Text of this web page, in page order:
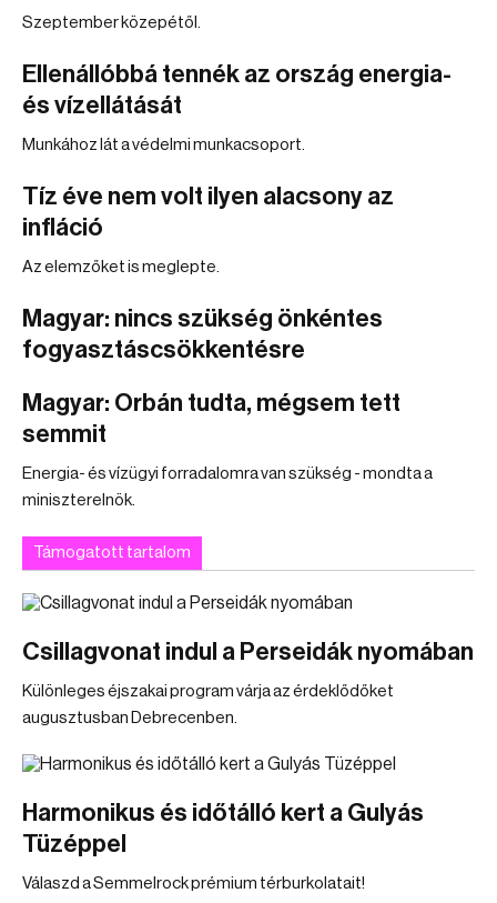
Szeptember közepétől.
Ellenállóbbá tennék az ország energia-
és vízellátását
Munkához lát a védelmi munkacsoport.
Tíz éve nem volt ilyen alacsony az
infláció
Az elemzőket is meglepte.
Magyar: nincs szükség önkéntes
fogyasztáscsökkentésre
Magyar: Orbán tudta, mégsem tett
semmit
Energia- és vízügyi forradalomra van szükség - mondta a
miniszterelnök.
Támogatott tartalom
Csillagvonat indul a Perseidák nyomában
Különleges éjszakai program várja az érdeklődőket
augusztusban Debrecenben.
Harmonikus és időtálló kert a Gulyás
Tüzéppel
Válaszd a Semmelrock prémium térburkolatait!